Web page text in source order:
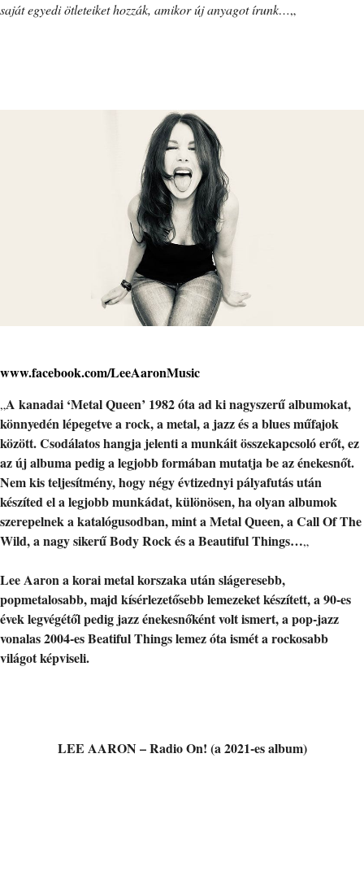
saját egyedi ötleteiket hozzák, amikor új anyagot írunk…„
www.facebook.com/LeeAaronMusic
„A kanadai ‘Metal Queen’ 1982 óta ad ki nagyszerű albumokat,
könnyedén lépegetve a rock, a metal, a jazz és a blues műfajok
között. Csodálatos hangja jelenti a munkáit összekapcsoló erőt, ez
az új albuma pedig a legjobb formában mutatja be az énekesnőt.
Nem kis teljesítmény, hogy négy évtizednyi pályafutás után
készíted el a legjobb munkádat, különösen, ha olyan albumok
szerepelnek a katalógusodban, mint a Metal Queen, a Call Of The
Wild, a nagy sikerű Body Rock és a Beautiful Things…„
Lee Aaron a korai metal korszaka után slágeresebb,
popmetalosabb, majd kísérlezetősebb lemezeket készített, a 90-es
évek legvégétől pedig jazz énekesnőként volt ismert, a pop-jazz
vonalas 2004-es Beatiful Things lemez óta ismét a rockosabb
világot képviseli.
LEE AARON – Radio On! (a 2021-es album)